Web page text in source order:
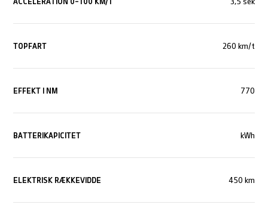
TOPFART 260 km/t
EFFEKT I NM 770
BATTERIKAPICITET kWh
ELEKTRISK RÆKKEVIDDE 450 km